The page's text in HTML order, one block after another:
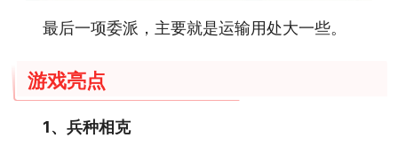
最后一项委派，主要就是运输用处大一些。
游戏亮点
1、兵种相克